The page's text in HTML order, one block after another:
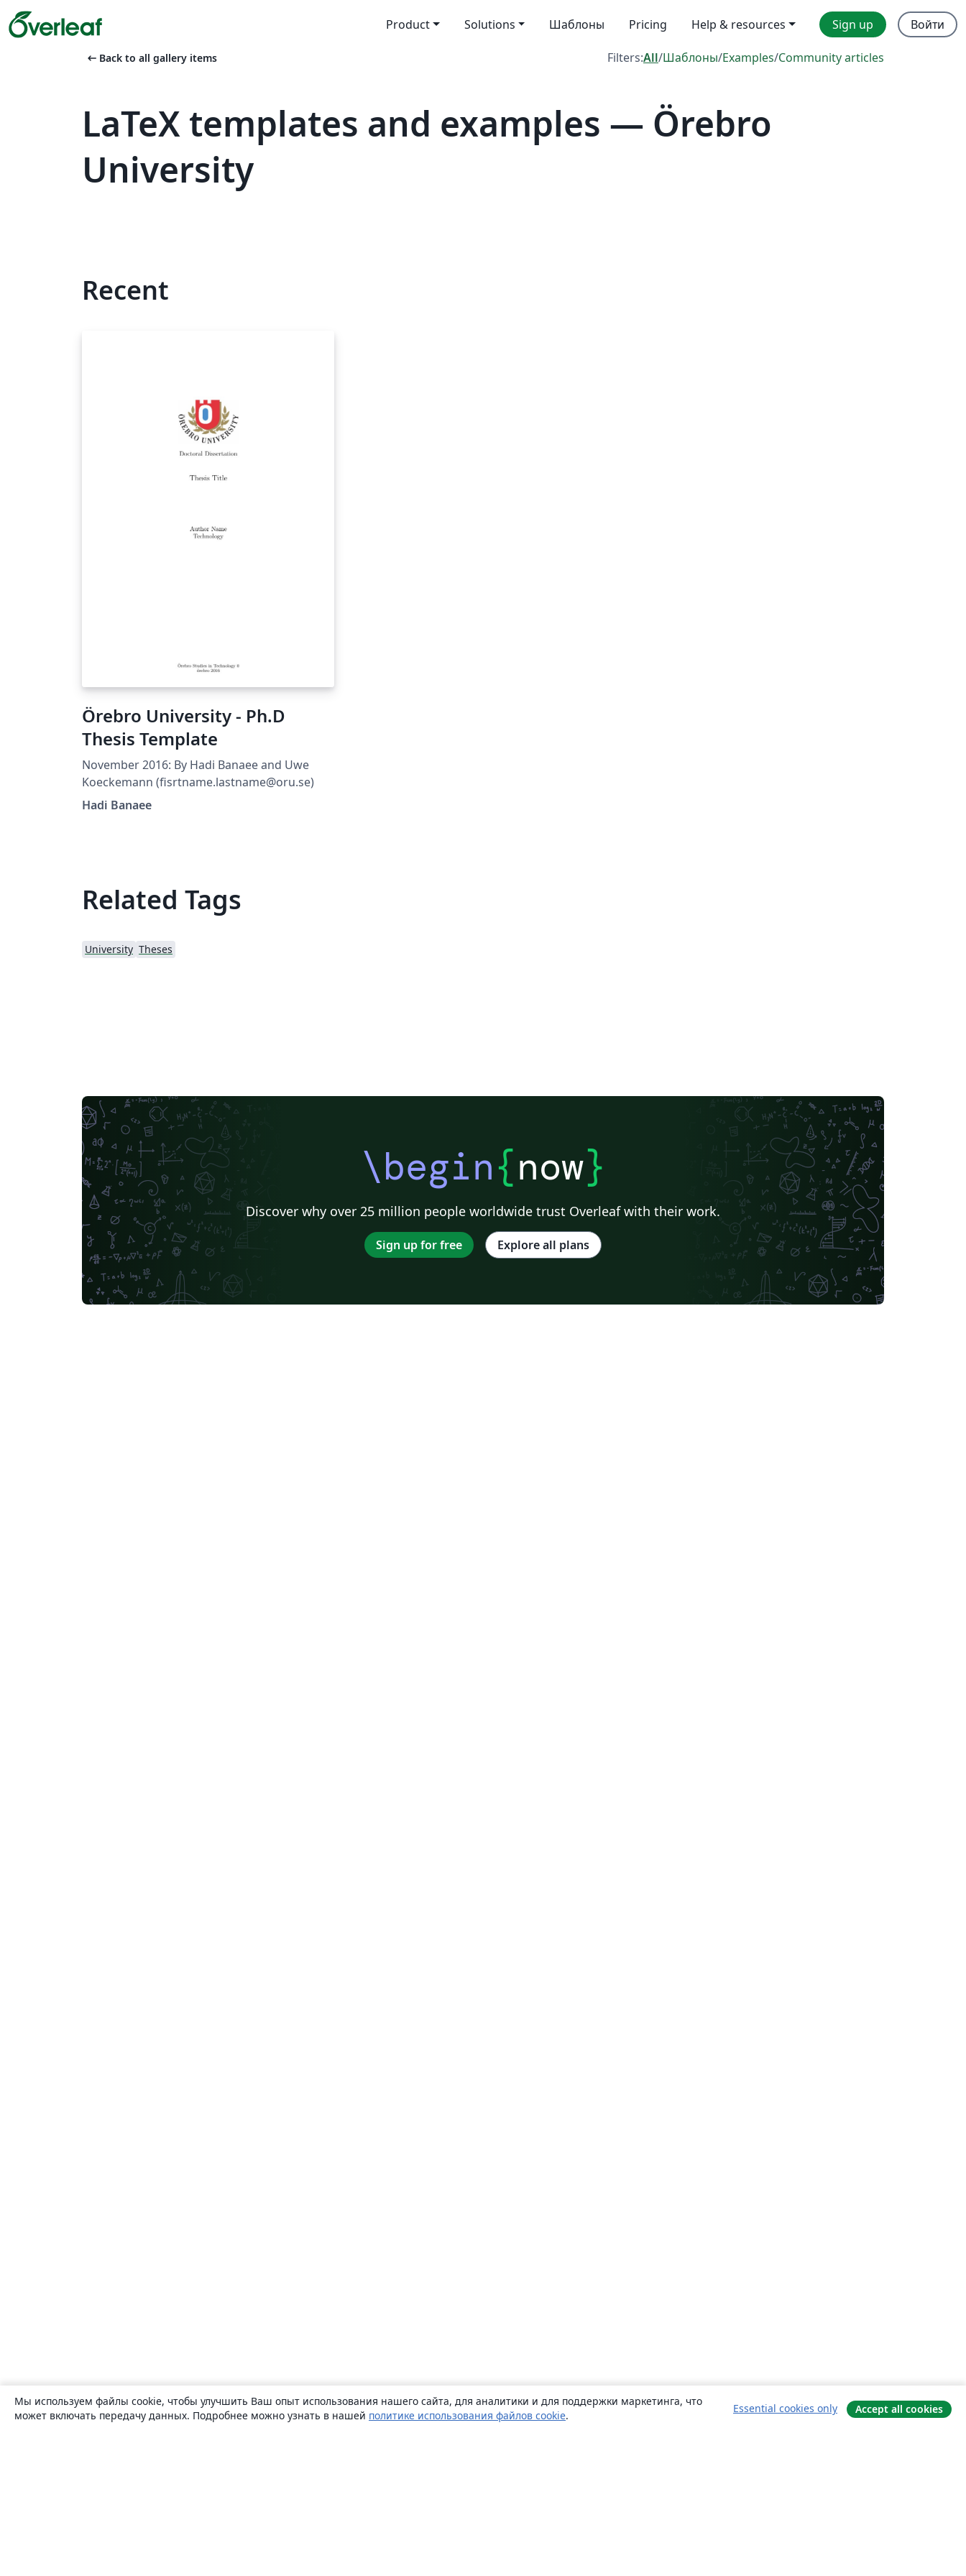
Product Solutions Шаблоны Pricing Help & resources Sign up Войти
arrow_left_alt Back to all gallery items Filters:All/Шаблоны/Examples/Community articles
LaTeX templates and examples — Örebro
University
Recent
Örebro University - Ph.D
Thesis Template
November 2016: By Hadi Banaee and Uwe
Koeckemann (fisrtname.lastname@oru.se)
Hadi Banaee
Related Tags
University Theses
\begin{now}
Discover why over 25 million people worldwide trust Overleaf with their work.
Sign up for free Explore all plans
Мы используем файлы cookie, чтобы улучшить Ваш опыт использования нашего сайта, для аналитики и для поддержки маркетинга, что
может включать передачу данных. Подробнее можно узнать в нашей политике использования файлов cookie.
Essential cookies only Accept all cookies